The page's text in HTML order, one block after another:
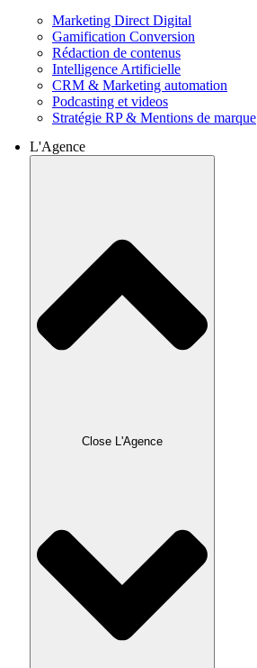
Marketing Direct Digital
Gamification Conversion
Rédaction de contenus
Intelligence Artificielle
CRM & Marketing automation
Podcasting et videos
Stratégie RP & Mentions de marque
L'Agence
Close L'Agence